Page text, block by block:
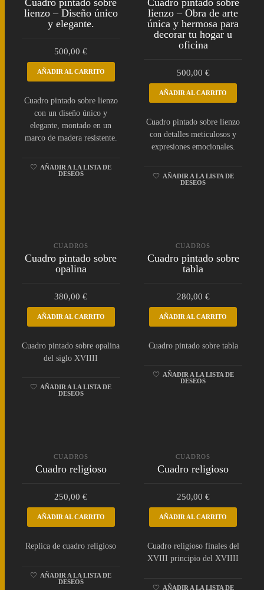
Cuadro pintado sobre
lienzo – Diseño único
y elegante.
500,00€
AÑADIR AL CARRITO
Cuadro pintado sobre lienzo
con un diseño único y
elegante, montado en un
marco de madera resistente.
AÑADIR A LA LISTA DE
DESEOS
Cuadro pintado sobre
lienzo – Obra de arte
única y hermosa para
decorar tu hogar u
oficina
500,00 €
AÑADIR AL CARRITO
Cuadro pintado sobre lienzo
con detalles meticulosos y
expresiones emocionales.
AÑADIR A LA LISTA DE
DESEOS
CUADROS
Cuadro pintado sobre
opalina
380,00€
AÑADIR AL CARRITO
Cuadro pintado sobre opalina
del siglo XVIIII
AÑADIR A LA LISTA DE
DESEOS
CUADROS
Cuadro pintado sobre
tabla
280,00 €
AÑADIR AL CARRITO
Cuadro pintado sobre tabla
AÑADIR A LA LISTA DE
DESEOS
CUADROS
Cuadro religioso
250,00€
AÑADIR AL CARRITO
Replica de cuadro religioso
AÑADIR A LA LISTA DE
DESEOS
CUADROS
Cuadro religioso
250,00 €
AÑADIR AL CARRITO
Cuadro religioso finales del
XVIII principio del XVIIII
AÑADIR A LA LISTA DE